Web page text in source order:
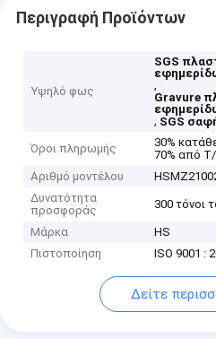
Περιγραφή Προϊόντων
Υψηλό φως
SGS
,
Gravure
, SGS
Όροι πληρωμής
30%
70% από
Αριθμό μοντέλου
Δυνατότητα
προσφοράς
300 τόνοι
Μάρκα
HS
Πιστοποίηση
ISO 9001 :
Δείτε